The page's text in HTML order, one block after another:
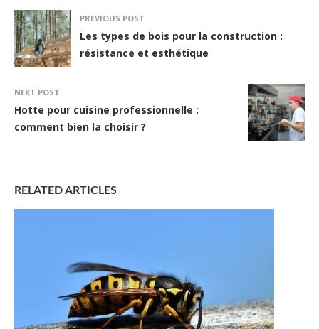
PREVIOUS POST
Les types de bois pour la construction :
résistance et esthétique
NEXT POST
Hotte pour cuisine professionnelle :
comment bien la choisir ?
RELATED ARTICLES